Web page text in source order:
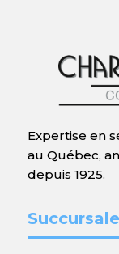
Expertise en
au Québec,
depuis 1925.